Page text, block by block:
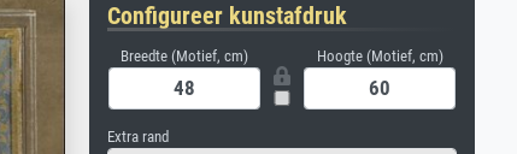
Configureer kunstafdruk
Breedte (Motief, cm) Hoogte (Motief, cm)
Extra rand